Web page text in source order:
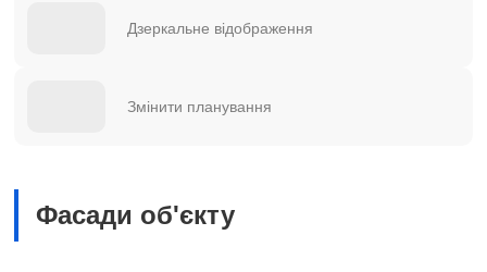
Дзеркальне відображення
Змінити планування
Фасади об'єкту